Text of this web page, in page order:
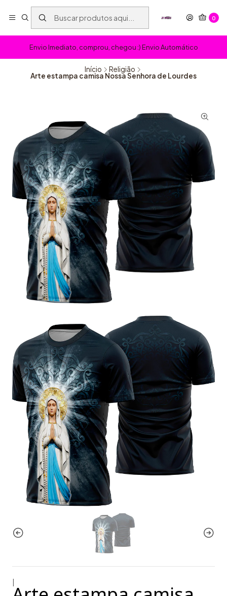
0
Envio Imediato, comprou, chegou :) Envio Automático
Início Religião
Arte estampa camisa Nossa Senhora de Lourdes